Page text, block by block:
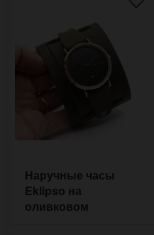
Наручные часы
Eklipso на
оливковом